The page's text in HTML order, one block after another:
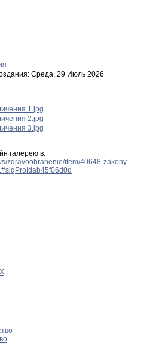
Среда, 29 Июль 2026
галерею в:
zdravoohranenie/item/40648-zakony-